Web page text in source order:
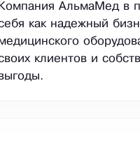
Компания АльмаМед в
как надежный
клиентов и